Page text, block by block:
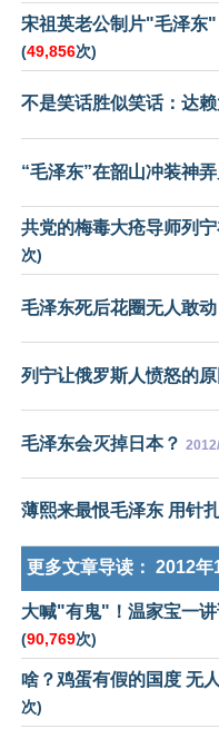
宋祖英老公制片"毛泽东
(49,856次)
不是笑话胜似笑话：达
“毛泽东”在韶山冲装神
共党的梅毒大疮导师列
次)
毛泽东死后花圈无人敢
列宁让俄罗斯人愤怒的原
毛泽东会灭掉日本？
薄熙来最恨毛泽东 用针
更多文章导读： 2012年
大喊"有鬼"！温家宝一
(90,769次)
啥？鸡蛋有假的国度 无
次)